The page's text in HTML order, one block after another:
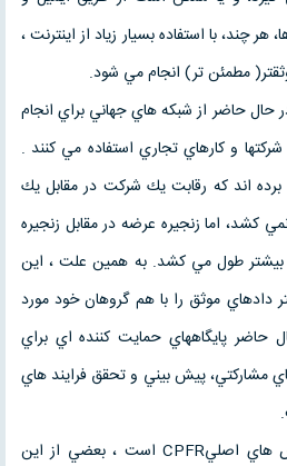
هر چند، با استفاده بسيار زياد از اينترنت ،
مطمئن تر) انجام مي شود.
حال حاضر از شبكه هاي جهاني براي انجام
و كارهاي تجاري استفاده مي كنند .
اند كه رقابت يك شركت در مقابل يك
اما زنجيره عرضه در مقابل زنجيره
طول مي كشد. به همين علت ، اين
دادهاي موثق را با هم گروهان خود مورد
حاضر پايگاههاي حمايت كننده اي براي
مشاركتي، پيش بيني و تحقق فرايند هاي
هدف اين مقاله بررسي شاخص هاي اصليCPFR است ، بعضي از اين